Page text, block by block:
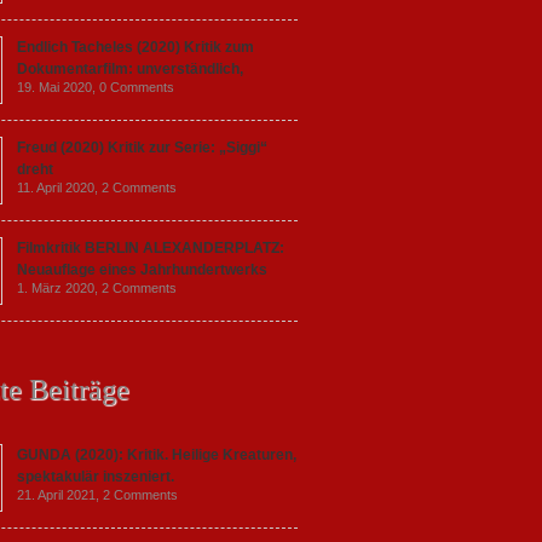
Endlich Tacheles (2020) Kritik zum
Dokumentarfilm: unverständlich,
19. Mai 2020, 0 Comments
Freud (2020) Kritik zur Serie: „Siggi“
dreht
11. April 2020, 2 Comments
Filmkritik BERLIN ALEXANDERPLATZ:
Neuauflage eines Jahrhundertwerks
1. März 2020, 2 Comments
Beiträge
GUNDA (2020): Kritik. Heilige Kreaturen,
spektakulär inszeniert.
21. April 2021, 2 Comments